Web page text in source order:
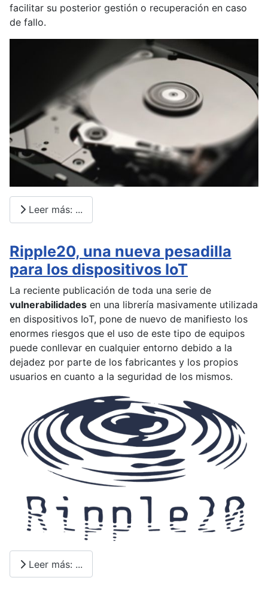
facilitar su posterior gestión o recuperación en caso
de fallo.
Leer más: ...
Ripple20, una nueva pesadilla
para los dispositivos IoT
La reciente publicación de toda una serie de
vulnerabilidades en una librería masivamente utilizada
en dispositivos IoT, pone de nuevo de manifiesto los
enormes riesgos que el uso de este tipo de equipos
puede conllevar en cualquier entorno debido a la
dejadez por parte de los fabricantes y los propios
usuarios en cuanto a la seguridad de los mismos.
Leer más: ...